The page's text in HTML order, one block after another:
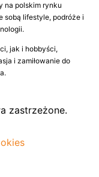
na polskim rynku
sobą lifestyle, podróże i
jak i hobbyści,
i zamiłowanie do
zastrzeżone.